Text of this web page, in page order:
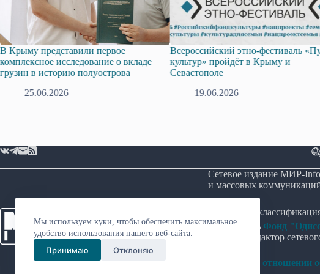
Мы используем куки, чтобы обеспечить максимальное
удобство использования нашего веб-сайта.
Принимаю Отклоняю
первое
о вкладе
Всероссийский этно-фестиваль «Пульс
культур» пройдёт в Крыму и
Севастополе
Единство в
подвели
Сетевое издание МИР-Info
и массовых
Возрастная
Учредитель Фонд
Главный редактор
Политика в отношении